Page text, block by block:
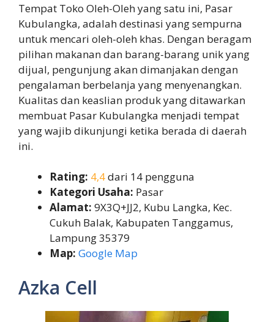
Tempat Toko Oleh-Oleh yang satu ini, Pasar
Kubulangka, adalah destinasi yang sempurna
untuk mencari oleh-oleh khas. Dengan beragam
pilihan makanan dan barang-barang unik yang
dijual, pengunjung akan dimanjakan dengan
pengalaman berbelanja yang menyenangkan.
Kualitas dan keaslian produk yang ditawarkan
membuat Pasar Kubulangka menjadi tempat
yang wajib dikunjungi ketika berada di daerah
ini.
Rating: 4,4dari 14 pengguna
Kategori Usaha: Pasar
Alamat: 9X3Q+JJ2, Kubu Langka, Kec.
Cukuh Balak, Kabupaten Tanggamus,
Lampung 35379
Map: Google Map
Azka Cell